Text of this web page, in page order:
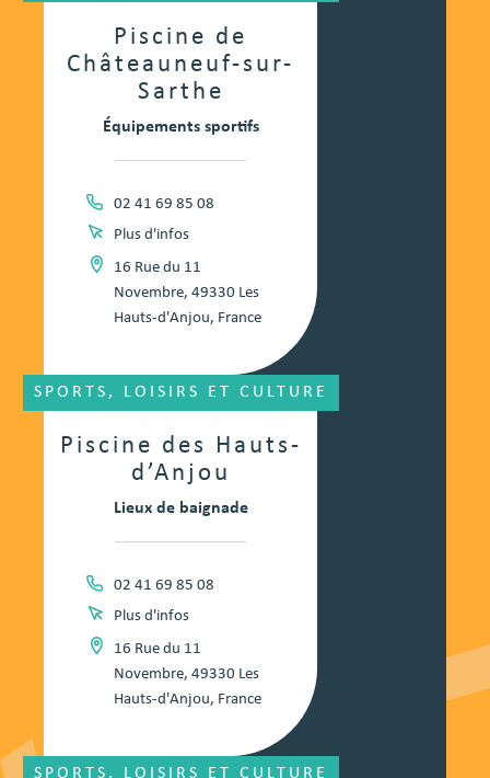
Piscine de
Châteauneuf-sur-
Sarthe
Équipements sportifs
02 41 69 85 08
Plus d'infos
16 Rue du 11
Novembre, 49330 Les
Hauts-d'Anjou, France
Piscine des Hauts-
d’Anjou
SPORTS, LOISIRS ET CULTURE
Lieux de baignade
02 41 69 85 08
Plus d'infos
16 Rue du 11
Novembre, 49330 Les
Hauts-d'Anjou, France
SPORTS, LOISIRS ET CULTURE